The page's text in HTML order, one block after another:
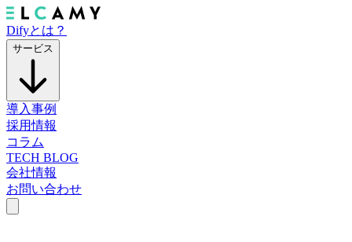
Difyとは？
サービス
導入事例
採用情報
コラム
TECH BLOG
会社情報
お問い合わせ